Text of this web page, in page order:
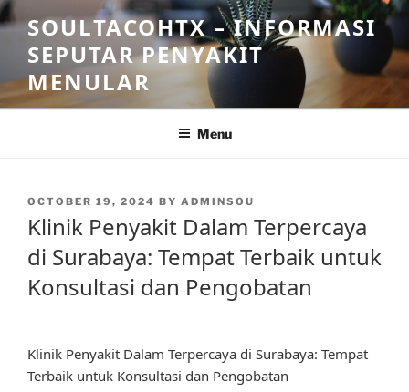
Skip
to
content
SOULTACOHTX – INFORMASI
SEPUTAR PENYAKIT
MENULAR
Menu
POSTED
ON
OCTOBER 19, 2024 BY ADMINSOU
Klinik Penyakit Dalam Terpercaya
di Surabaya: Tempat Terbaik untuk
Konsultasi dan Pengobatan
Klinik Penyakit Dalam Terpercaya di Surabaya: Tempat
Terbaik untuk Konsultasi dan Pengobatan